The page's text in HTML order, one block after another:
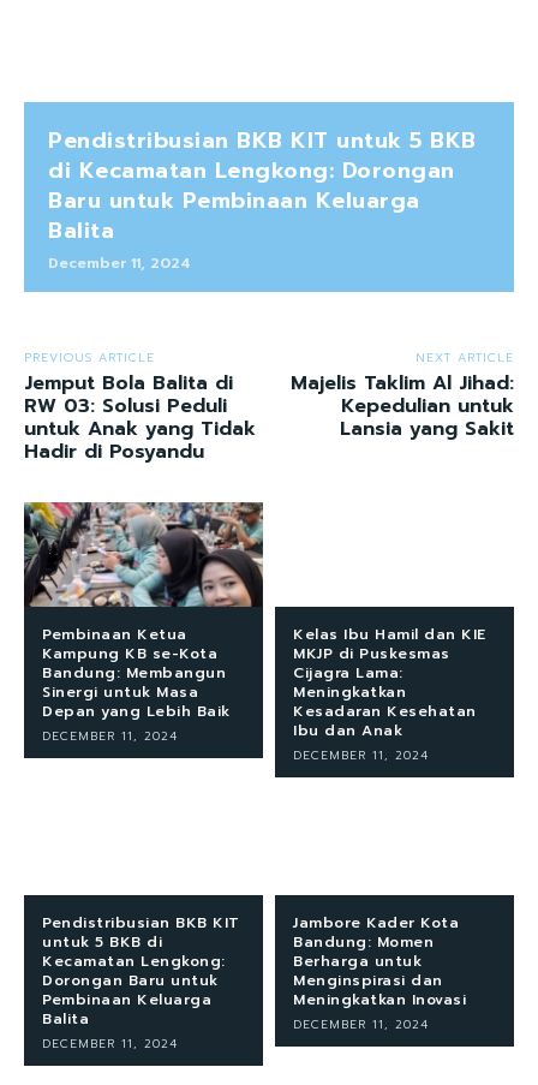
Pendistribusian BKB KIT untuk 5 BKB
di Kecamatan Lengkong: Dorongan
Baru untuk Pembinaan Keluarga
Balita
December 11, 2024
PREVIOUS ARTICLE
Jemput Bola Balita di
RW 03: Solusi Peduli
untuk Anak yang Tidak
Hadir di Posyandu
NEXT ARTICLE
Majelis Taklim Al Jihad:
Kepedulian untuk
Lansia yang Sakit
Pembinaan Ketua
Kampung KB se-Kota
Bandung: Membangun
Sinergi untuk Masa
Depan yang Lebih Baik
DECEMBER 11, 2024
Kelas Ibu Hamil dan KIE
MKJP di Puskesmas
Cijagra Lama:
Meningkatkan
Kesadaran Kesehatan
Ibu dan Anak
DECEMBER 11, 2024
Pendistribusian BKB KIT
untuk 5 BKB di
Kecamatan Lengkong:
Dorongan Baru untuk
Pembinaan Keluarga
Balita
DECEMBER 11, 2024
Jambore Kader Kota
Bandung: Momen
Berharga untuk
Menginspirasi dan
Meningkatkan Inovasi
DECEMBER 11, 2024